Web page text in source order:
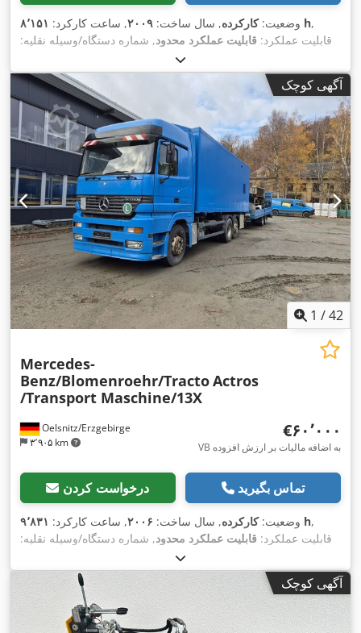
وضعیت:کارکرده, سال ساخت: ۲۰۰۹, ساعت کارکرد: ۸٬۱۵۱ h,
قابلیت عملکرد: قابلیت عملکرد محدود, شماره دستگاه/وسیله نقلیه:
صندلی‌ها:۱, تجهیزات:زنجیرهای لاستیکی, هیدرولیک, کابین ,
آگهی کوچک
1 /42
Oelsnitz/Erzgebirge
۳٬۹۰۵ km
Mercedes-
Benz/Blomenroehr/TractoActros
/Transport Maschine/13X
‎€۶۰٬۰۰۰
VB به اضافه مالیات بر ارزش افزوده
درخواست کردن تماس بگیرید
وضعیت:کارکرده, سال ساخت: ۲۰۰۶, ساعت کارکرد: ۹٬۸۳۱ h,
قابلیت عملکرد: قابلیت عملکرد محدود, شماره دستگاه/وسیله نقلیه:
۶۵۳٬۰۰۱ کیلومتر
(۳۹۶٫۰۰ اسب بخار)
, وزن کل:۲۶٬۰۰۰ کیلوگرم , نوع سوخت:دیزل,
حداکثر وزن بار:۸٬۸۲۰ کیلوگرم , وزن خالی:۱۷٬۱۸۰ کیلوگرم
, نوع
چرخ‌دنده: نیمه‌خودکار, تجهیزات:
اِی‌بی‌اِس‎, تهویه مطبوع, رتاردر, قفل
دیفرانسیل, کابین,
آگهی کوچک